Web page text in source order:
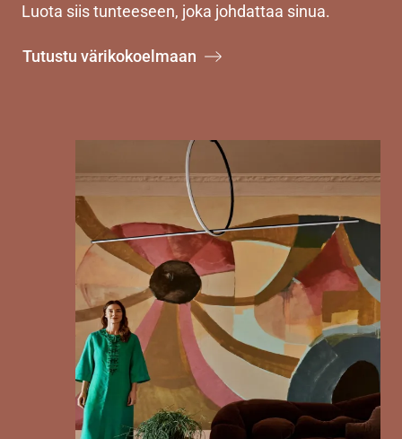
Luota siis tunteeseen, joka johdattaa sinua.
Tutustu värikokoelmaan